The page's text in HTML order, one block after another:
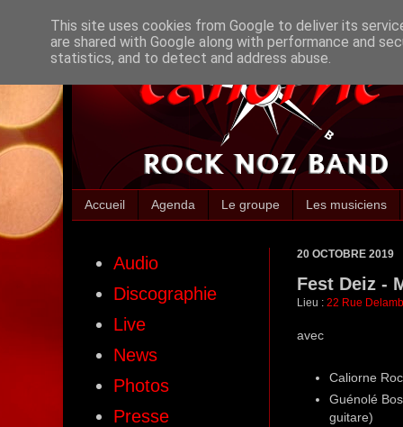
Accueil Agenda Le groupe Les musiciens
20 OCTOBRE 2019
Fest Deiz -
Lieu : 22 Rue
avec
Caliorne
Guénolé
guitare)
Audio
Discographie
Live
News
Photos
Presse
This site uses cookies from Google to deliver its
are shared with Google along with performance and
statistics, and to detect and address abuse.